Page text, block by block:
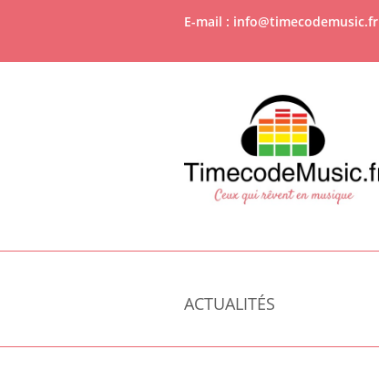
E-mail : info@timecodemusic.fr
ACTUALITÉS